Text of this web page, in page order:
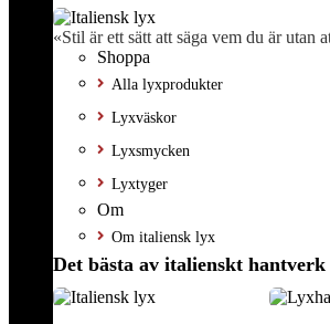
«Stil är ett sätt att säga vem du är utan
Shoppa
Alla lyxprodukter
Lyxväskor
Lyxsmycken
Lyxtyger
Om
Om italiensk lyx
Det bästa av italienskt hantverk